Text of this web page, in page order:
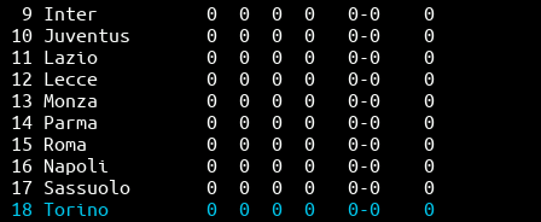
9 Inter          0  0  0  0   0-0    0
10 Juventus       0  0  0  0   0-0    0
11 Lazio          0  0  0  0   0-0    0
12 Lecce          0  0  0  0   0-0    0
13 Monza          0  0  0  0   0-0    0
14 Parma          0  0  0  0   0-0    0
15 Roma           0  0  0  0   0-0    0
16 Napoli         0  0  0  0   0-0    0
17 Sassuolo       0  0  0  0   0-0    0
18 Torino         0  0  0  0   0-0    0